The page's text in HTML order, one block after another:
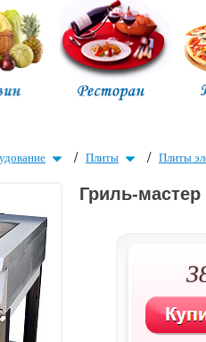
/ Плиты / Плиты
Гриль-